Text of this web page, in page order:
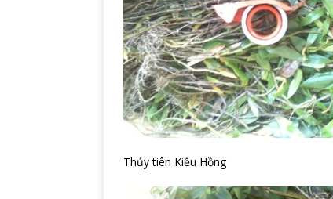
Thủy tiên Kiều Hồng